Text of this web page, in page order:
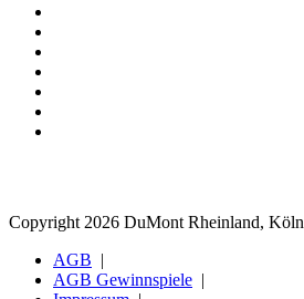
Copyright 2026 DuMont Rheinland, Köln
AGB
AGB Gewinnspiele